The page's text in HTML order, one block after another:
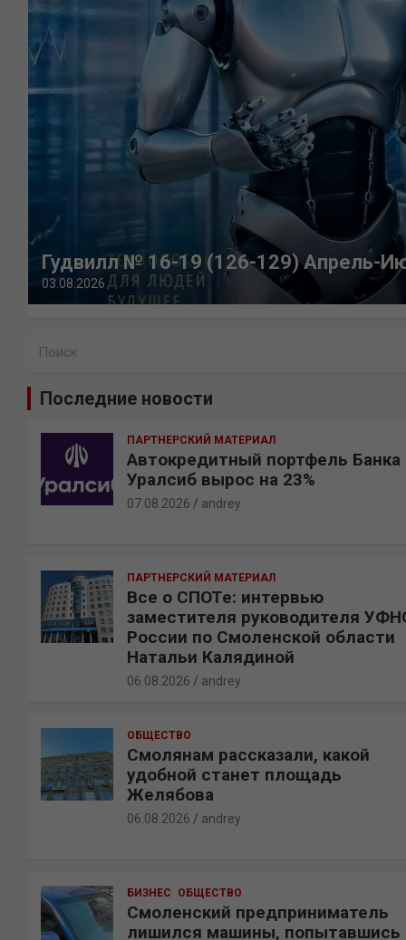
Гудвилл № 16-19 (126-129) Апрель-
03.08.2026
Последние новости
ПАРТНЕРСКИЙ МАТЕРИАЛ
Автокредитный портфель Банка
Уралсиб вырос на 23%
07.08.2026 andrey
ПАРТНЕРСКИЙ МАТЕРИАЛ
Все о СПОТе: интервью
заместителя руководителя
России по Смоленской области
Натальи Калядиной
06.08.2026 andrey
ОБЩЕСТВО
Смолянам рассказали, какой
удобной станет площадь
Желябова
06.08.2026 andrey
БИЗНЕС ОБЩЕСТВО
Смоленский предприниматель
лишился машины, попытавшись